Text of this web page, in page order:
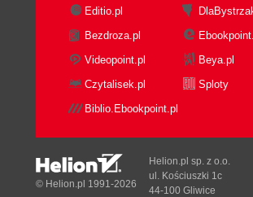
Editio.pl
Bezdroza.pl
Videopoint.pl
Beya.pl
Czytalisek.pl
Sploty
Biblio.Ebookpoint.pl
© Helion.pl 1991-2026
Helion.pl sp. z o.o.
ul. Kościuszki 1c
44-100 Gliwice